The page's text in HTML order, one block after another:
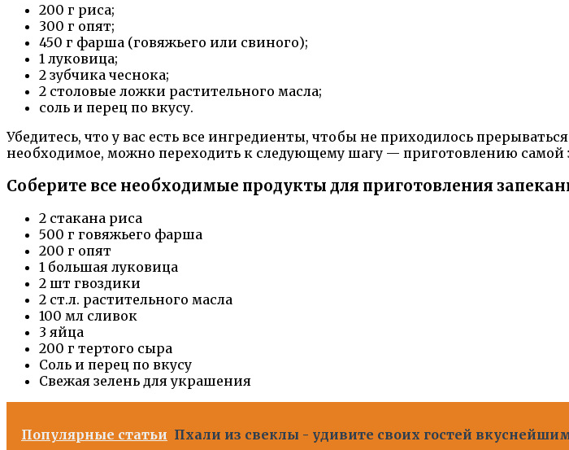
200 г риса;
300 г опят;
450 г фарша (говяжьего или свиного);
1 луковица;
2 зубчика чеснока;
2 столовые ложки растительного масла;
соль и перец по вкусу.
Убедитесь, что у вас есть все ингредиенты, чтобы не приходилось
необходимое, можно переходить к следующему шагу — приготовлению самой
Соберите все необходимые продукты для приготовления
2 стакана риса
500 г говяжьего фарша
200 г опят
1 большая луковица
2 шт гвоздики
2 ст.л. растительного масла
100 мл сливок
3 яйца
200 г тертого сыра
Соль и перец по вкусу
Свежая зелень для украшения
Популярные статьи Пхали из свеклы - удивите своих гостей